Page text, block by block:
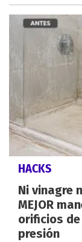
HACKS
Ni vinagre
MEJOR
orificios de
presión